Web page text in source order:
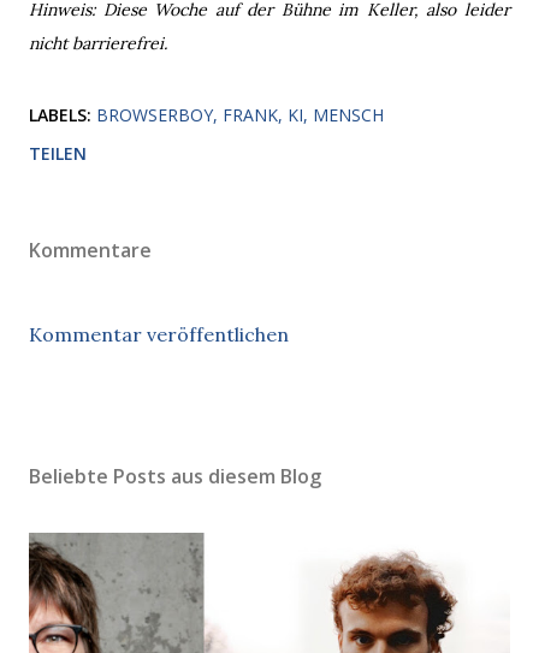
Hinweis: Diese Woche auf der Bühne im Keller, also leider
nicht barrierefrei.
LABELS: BROWSERBOY FRANK KI MENSCH
TEILEN
Kommentare
Kommentar veröffentlichen
Beliebte Posts aus diesem Blog